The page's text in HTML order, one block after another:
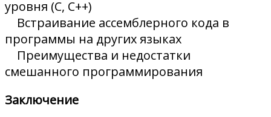
уровня (C, C++)
Встраивание ассемблерного кода в
программы на других языках
Преимущества и недостатки
смешанного программирования
Заключение